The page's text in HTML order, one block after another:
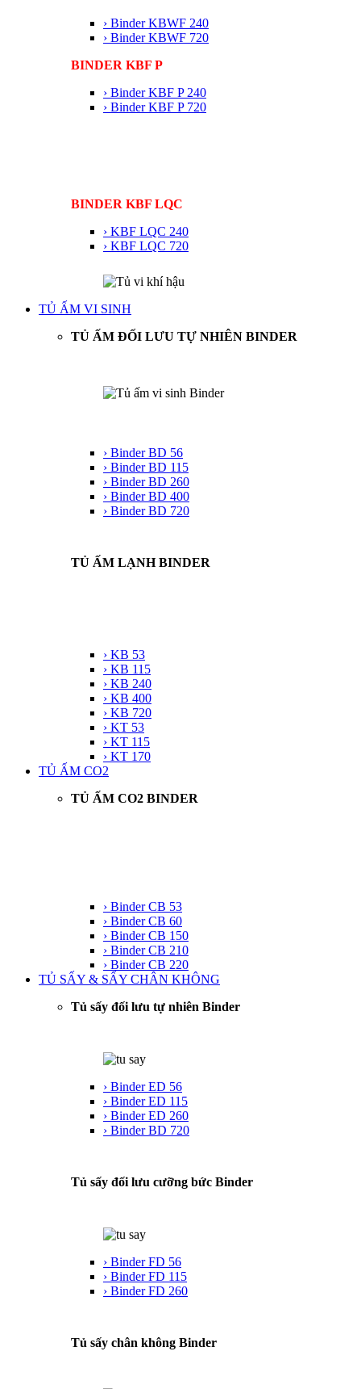
› Binder KBWF 240
› Binder KBWF 720
BINDER KBF P
› Binder KBF P 240
› Binder KBF P 720
BINDER KBF LQC
› KBF LQC 240
› KBF LQC 720
TỦ ẤM VI SINH
TỦ ẤM ĐỐI LƯU TỰ NHIÊN BINDER
› Binder BD 56
› Binder BD 115
› Binder BD 260
› Binder BD 400
› Binder BD 720
TỦ ẤM LẠNH BINDER
› KB 53
› KB 115
› KB 240
› KB 400
› KB 720
› KT 53
› KT 115
› KT 170
TỦ ẤM CO2
TỦ ẤM CO2 BINDER
› Binder CB 53
› Binder CB 60
› Binder CB 150
› Binder CB 210
› Binder CB 220
TỦ SẤY & SẤY CHÂN KHÔNG
Tủ sấy đối lưu tự nhiên Binder
› Binder ED 56
› Binder ED 115
› Binder ED 260
› Binder BD 720
Tủ sấy đối lưu cưỡng bức Binder
› Binder FD 56
› Binder FD 115
› Binder FD 260
Tủ sấy chân không Binder